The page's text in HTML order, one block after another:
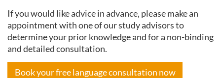
If you would like advice in advance, please make an
appointment with one of our study advisors to
determine your prior knowledge and for a non-binding
and detailed consultation.
Book your free language consultation now